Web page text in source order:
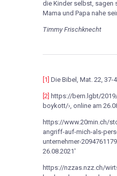
die Kinder selbst, sagen
Mama und Papa nahe
Timmy Frischknecht
[1] Die Bibel, Mat. 22, 37-
[2] https://bern.lgbt/
boykott/›, online am
https://www.20min.ch/
angriff-auf-mich-als-
unternehmer-
26.08.2021′
https://nzzas.nzz.ch/